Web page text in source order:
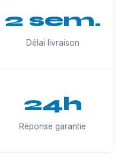
2 sem.
Délai livraison
24h
Réponse garantie